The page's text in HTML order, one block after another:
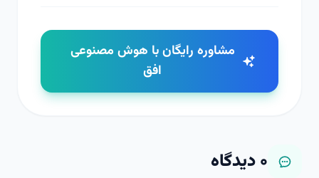
مشاوره رایگان با هوش مصنوعی
افق
۰دیدگاه